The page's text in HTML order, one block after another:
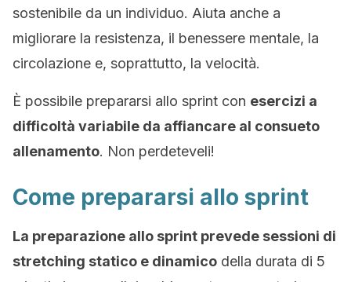
sostenibile da un individuo. Aiuta anche a
migliorare la resistenza, il benessere mentale, la
circolazione e, soprattutto, la velocità.
È possibile prepararsi allo sprint con esercizi a
difficoltà variabile da affiancare al consueto
allenamento. Non perdeteveli!
Come prepararsi allo sprint
La preparazione allo sprint prevede sessioni di
stretching statico e dinamico della durata di 5